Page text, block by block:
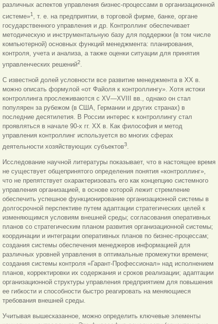
различных аспектов управления бизнес-процессами в организационной
системе»1
, т. е. на предприятии, в торговой фирме, банке, органе
государственного управления и др. Контроллинг обеспечивает
методическую и инструментальную базу для поддержки (в том числе
компьютерной) основных функций менеджмента: планирования,
контроля, учета и анализа, а также оценки ситуации для принятия
управленческих решений2.
С известной долей условности все развитие менеджмента в ХХ в.
можно описать формулой «от Файоля к контроллингу». Хотя истоки
контроллинга прослеживаются с XV—XVIII вв., однако он стал
популярен за рубежом (в США, Германии и других странах) в
последние десятилетия. В России интерес к контроллингу стал
проявляться в начале 90-х гг. ХХ в. Как философия и метод
управления контроллинг используется во многих сферах
деятельности хозяйствующих субъектов3.
Исследование научной литературы показывает, что в настоящее время
не существует общепринятого определения понятия «контроллинг»,
что не препятствует охарактеризовать его как концепцию системного
управления организацией, в основе которой лежит стремление
обеспечить успешное функционирование организационной системы в
долгосрочной перспективе путем адаптации стратегических целей к
изменяющимся условиям внешней среды; согласования оперативных
планов со стратегическим планом развития организационной системы;
координации и интеграции оперативных планов по бизнес-процессам;
создания системы обеспечения менеджеров информацией для
различных уровней управления в оптимальные промежутки времени;
создания системы контроля «Гарант-Профессионал» над исполнением
планов, корректировки их содержания и сроков реализации; адаптации
организационной структуры управления предприятием для повышения
ее гибкости и способности быстро реагировать на меняющиеся
требования внешней среды.
Учитывая вышесказанное, можно определить ключевые элементы